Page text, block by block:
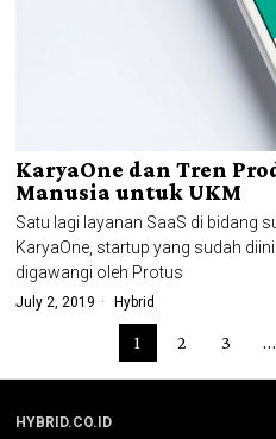
KaryaOne dan Tren
Manusia untuk UKM
Satu lagi layanan SaaS di bidang
KaryaOne, startup yang sudah
digawangi oleh Protus
July 2, 2019 Hybrid
1 2 3 …
HYBRID.CO.ID